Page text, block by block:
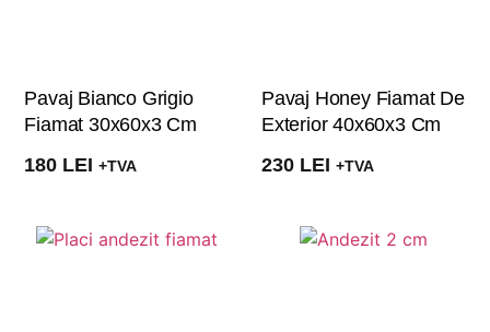
Pavaj Bianco Grigio
Fiamat 30x60x3 Cm
180 LEI +TVA
Pavaj Honey Fiamat De
Exterior 40x60x3 Cm
230 LEI +TVA